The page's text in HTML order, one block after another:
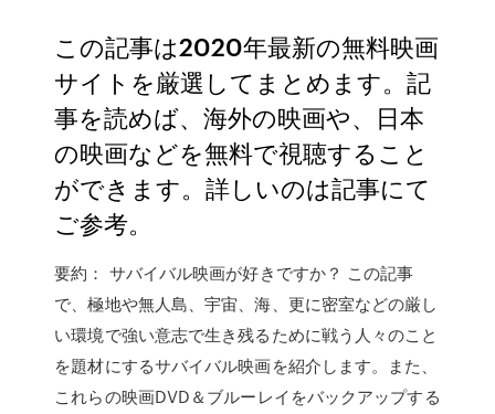
この記事は2020年最新の無料映画
サイトを厳選してまとめます。記
事を読めば、海外の映画や、日本
の映画などを無料で視聴すること
ができます。詳しいのは記事にて
ご参考。
要約： サバイバル映画が好きですか？ この記事
で、極地や無人島、宇宙、海、更に密室などの厳し
い環境で強い意志で生き残るために戦う人々のこと
を題材にするサバイバル映画を紹介します。また、
これらの映画DVD＆ブルーレイをバックアップする